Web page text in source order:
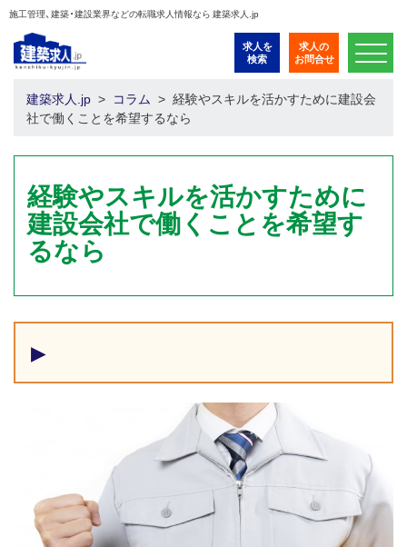
施工管理、建築・建設業界などの転職求人情報なら 建築求人.jp
求人を
検索
求人の
お問合せ
建築求人.jp コラム
経験やスキルを活かすために建設会
社で働くことを希望するなら
経験やスキルを活かすために
建設会社で働くことを希望す
るなら
▶